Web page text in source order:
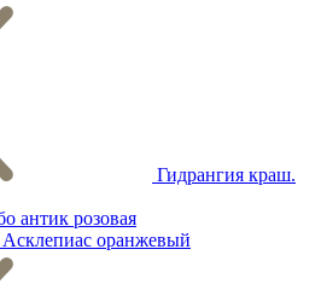
Гидрангия краш.
Асклепиас оранжевый